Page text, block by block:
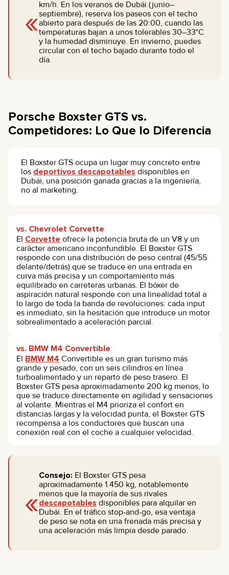
«km/h. En los veranos de Dubái (junio–
septiembre), reserva los paseos con el techo
abierto para después de las 20:00, cuando las
temperaturas bajan a unos tolerables 30–33°C
y la humedad disminuye. En invierno, puedes
circular con el techo bajado durante todo el
día.
Porsche Boxster GTS vs.
Competidores: Lo Que lo Diferencia
El Boxster GTS ocupa un lugar muy concreto entre
los deportivos descapotables disponibles en
Dubái, una posición ganada gracias a la ingeniería,
no al marketing.
vs. Chevrolet Corvette
El Corvette ofrece la potencia bruta de un V8 y un
carácter americano inconfundible. El Boxster GTS
responde con una distribución de peso central (45/55
delante/detrás) que se traduce en una entrada en
curva más precisa y un comportamiento más
equilibrado en carreteras urbanas. El bóxer de
aspiración natural responde con una linealidad total a
lo largo de toda la banda de revoluciones: cada input
es inmediato, sin la hesitación que introduce un motor
sobrealimentado a aceleración parcial.
vs. BMW M4 Convertible
El BMW M4 Convertible es un gran turismo más
grande y pesado, con un seis cilindros en línea
turboalimentado y un reparto de peso trasero. El
Boxster GTS pesa aproximadamente 200 kg menos, lo
que se traduce directamente en agilidad y sensaciones
al volante. Mientras el M4 prioriza el confort en
distancias largas y la velocidad punta, el Boxster GTS
recompensa a los conductores que buscan una
conexión real con el coche a cualquier velocidad.
«
Consejo: El Boxster GTS pesa
aproximadamente 1.450 kg, notablemente
menos que la mayoría de sus rivales
descapotables disponibles para alquilar en
Dubái. En el tráfico stop-and-go, esa ventaja
de peso se nota en una frenada más precisa y
una aceleración más limpia desde parado.